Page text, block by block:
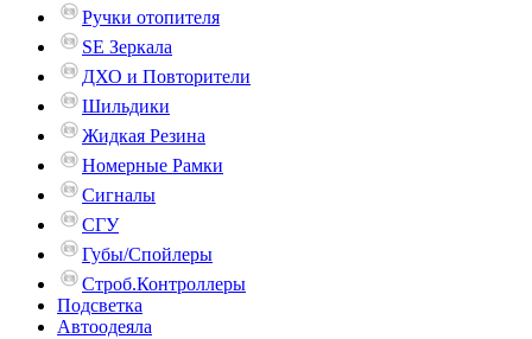
Ручки отопителя
SE Зеркала
ДХО и Повторители
Шильдики
Жидкая Резина
Номерные Рамки
Сигналы
СГУ
Губы/Спойлеры
Строб.Контроллеры
Подсветка
Автоодеяла